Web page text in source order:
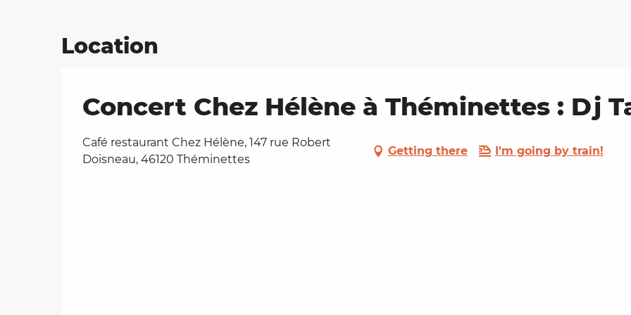
Location
Concert Chez Hélène à Théminettes : Dj
Café restaurant Chez Hélène, 147 rue Robert
Doisneau, 46120 Théminettes
Getting there I'm going by train!